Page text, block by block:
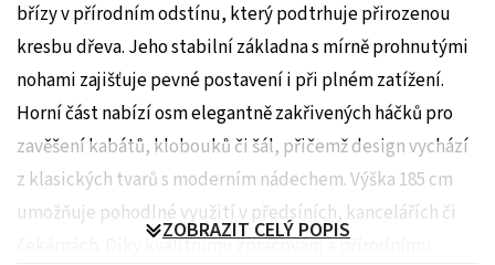
břízy v přírodním odstínu, který podtrhuje přirozenou
kresbu dřeva. Jeho stabilní základna s mírně prohnutými
nohami zajišťuje pevné postavení i při plném zatížení.
Horní část nabízí osm elegantně zakřivených háčků pro
zavěšení kabátů, klobouků či šál, přičemž design vychází
z klasických tvarů s moderním nádechem. Výška 185 cm
umožňuje pohodlné využití v předsíních, kancelářích či
čekárnách. Díky kvalitnímu zpracování a přírodnímu
ZOBRAZIT CELÝ POPIS